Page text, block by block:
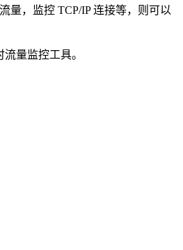
量，监控 TCP/IP 连接等，则可以
量监控工具。